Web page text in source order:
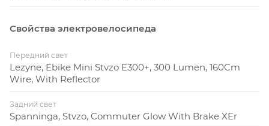
Свойства электровелосипеда
Передний свет
Lezyne, Ebike Mini Stvzo E300+, 300 Lumen, 160Cm
Wire, With Reflector
Задний свет
Spanninga, Stvzo, Commuter Glow With Brake XEr